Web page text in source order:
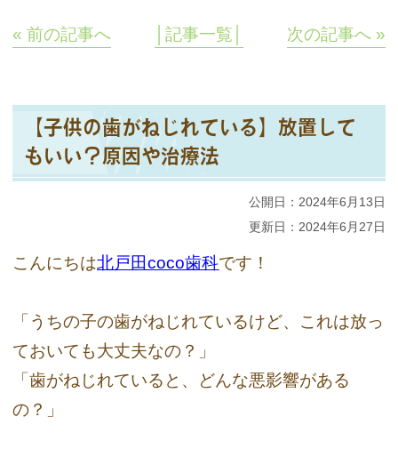
« 前の記事へ │記事一覧│ 次の記事へ »
【子供の歯がねじれている】放置して
もいい？原因や治療法
公開日： 2024年6月13日
更新日： 2024年6月27日
こんにちは北戸田coco歯科です！
「うちの子の歯がねじれているけど、これは放っ
ておいても大丈夫なの？」
「歯がねじれていると、どんな悪影響がある
の？」